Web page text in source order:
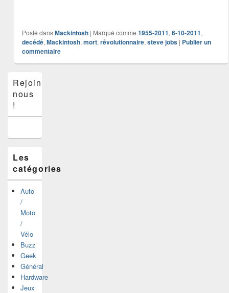
Posté dans Mackintosh | Marqué comme 1955-2011, 6-10-2011,
decédé, Mackintosh, mort, révolutionnaire, steve jobs | Publier un
commentaire
principale
de
widget
latérale
Rejoins-
nous
!
Les
catégories
Auto
/
Moto
/
Vélo
Buzz
Geek
Général
Hardware
Jeux